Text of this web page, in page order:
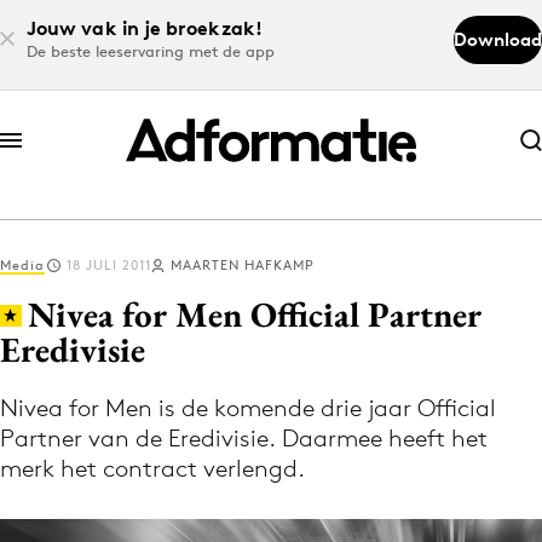
Jouw vak in je broekzak!
De beste leeservaring met de app
Download
Abonneer nu
Abonneer nu
Log in
Volg het laatste nieuws via de Adformatie
Nieuws app
Media 18 JULI 2011 MAARTEN HAFKAMP
Nivea for Men Official Partner
Eredivisie
Nivea for Men is de komende drie jaar Official
Partner van de Eredivisie. Daarmee heeft het
merk het contract verlengd.